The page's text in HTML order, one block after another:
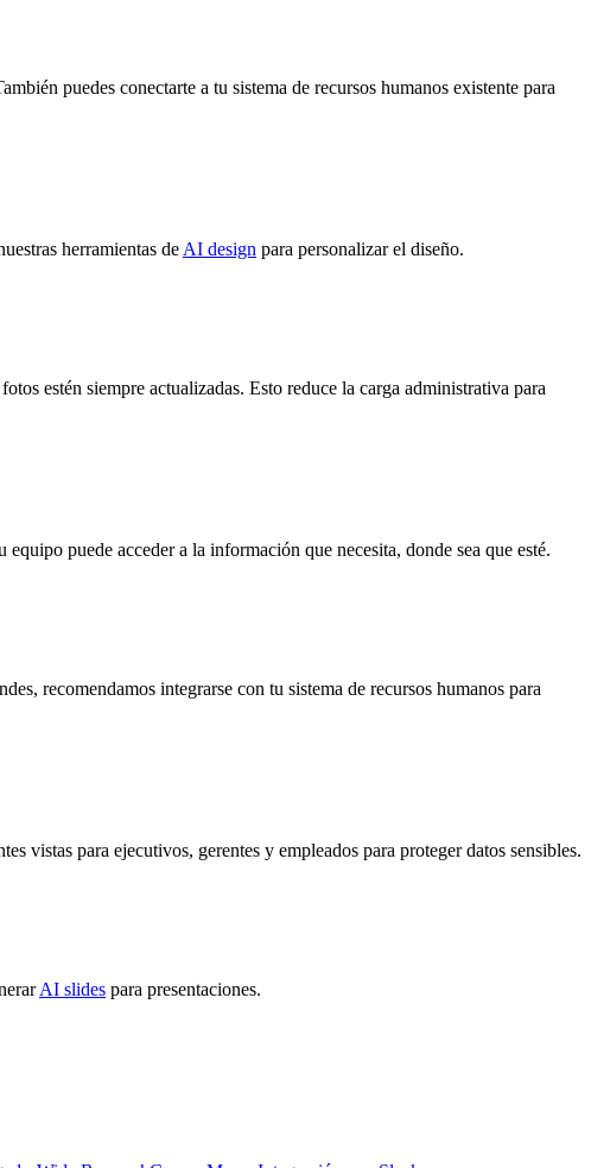
puedes conectarte a tu sistema de recursos humanos existente para
herramientas de AI design para personalizar el diseño.
estén siempre actualizadas. Esto reduce la carga administrativa para
puede acceder a la información que necesita, donde sea que esté.
recomendamos integrarse con tu sistema de recursos humanos para
vistas para ejecutivos, gerentes y empleados para proteger datos sensibles.
AI slides para presentaciones.